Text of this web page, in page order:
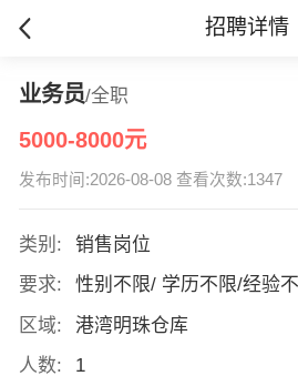
招聘详情
业务员/全职
5000-8000元
发布时间:2026-08-08 查看次数:1347
类别:
销售岗位
要求:
性别不限/ 学历不限/经验
区域:
港湾明珠仓库
人数:
1